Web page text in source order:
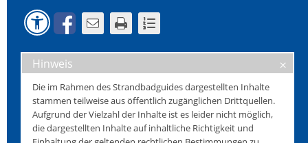
Hinweis
Die im Rahmen des Strandbadguides dargestellten Inhalte
stammen teilweise aus öffentlich zugänglichen Drittquellen.
Aufgrund der Vielzahl der Inhalte ist es leider nicht möglich,
die dargestellten Inhalte auf inhaltliche Richtigkeit und